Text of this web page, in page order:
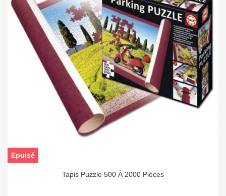
Tapis Puzzle 500 À 2000 Pièces
Epuisé